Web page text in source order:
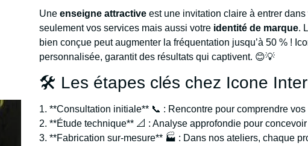
Uneenseigne attractive est une invitation claire à entrer
seulement vos services mais aussi votre identité de marque.
bien conçue peut augmenter la fréquentation jusqu’à 50 % !
personnalisée, garantit des résultats qui captivent. 😊💡
🛠️ Les étapes clés chez Icone
1. **Consultation initiale** 📞 : Rencontre pour comprendre
2. **Étude technique** 📐 : Analyse approfondie pour
3. **Fabrication sur-mesure** 🏭 : Dans nos ateliers, chaque